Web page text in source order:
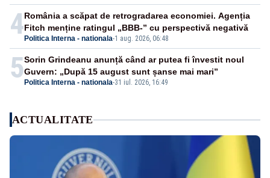
4 Politica Interna - nationala-1 aug. 2026, 06:48
România a scăpat de retrogradarea economiei. Agenția
Fitch menține ratingul „BBB-” cu perspectivă negativă
5 Politica Interna - nationala-31 iul. 2026, 16:49
Sorin Grindeanu anunță când ar putea fi învestit noul
Guvern: „După 15 august sunt șanse mai mari”
ACTUALITATE